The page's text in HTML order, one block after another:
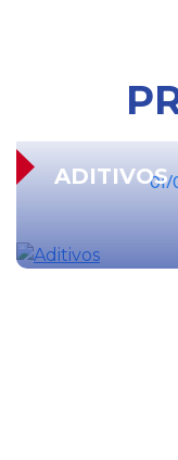
01/
ADITIVOS